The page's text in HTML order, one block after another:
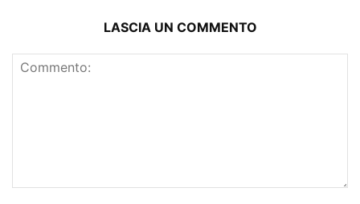
LASCIA UN COMMENTO